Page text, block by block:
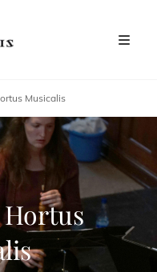
Musicalis
Hortus